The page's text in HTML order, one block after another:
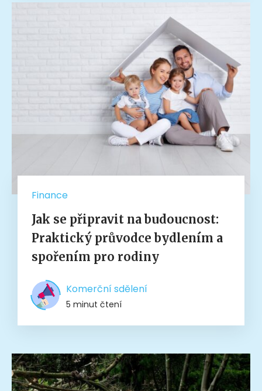
Finance
Jak se připravit na budoucnost:
Praktický průvodce bydlením a
spořením pro rodiny
Komerční sdělení
5 minut čtení